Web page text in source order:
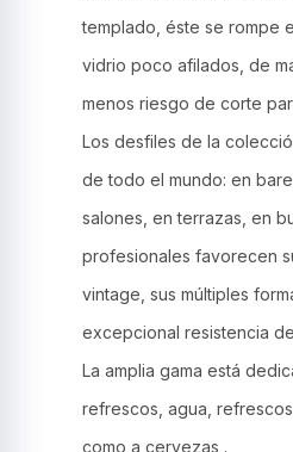
templado, éste se rompe
vidrio poco afilados, de
menos riesgo de corte
Los desfiles de la
de todo el mundo: en
salones, en terrazas, en
profesionales favorecen
vintage, sus múltiples
excepcional resistencia
La amplia gama está
refrescos, agua,
como a cervezas .